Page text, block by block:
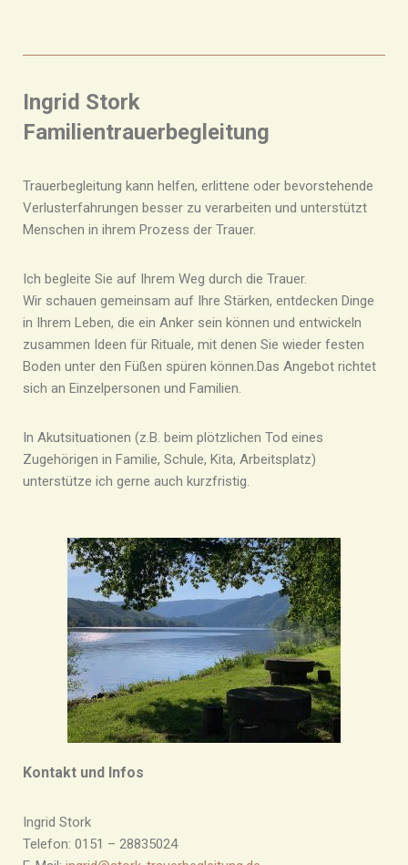
Ingrid Stork
Familientrauerbegleitung
Trauerbegleitung kann helfen, erlittene oder bevorstehende
Verlusterfahrungen besser zu verarbeiten und unterstützt
Menschen in ihrem Prozess der Trauer.
Ich begleite Sie auf Ihrem Weg durch die Trauer.
Wir schauen gemeinsam auf Ihre Stärken, entdecken Dinge
in Ihrem Leben, die ein Anker sein können und entwickeln
zusammen Ideen für Rituale, mit denen Sie wieder festen
Boden unter den Füßen spüren können.Das Angebot richtet
sich an Einzelpersonen und Familien.
In Akutsituationen (z.B. beim plötzlichen Tod eines
Zugehörigen in Familie, Schule, Kita, Arbeitsplatz)
unterstütze ich gerne auch kurzfristig.
Kontakt und Infos
Ingrid Stork
Telefon: 0151 – 28835024